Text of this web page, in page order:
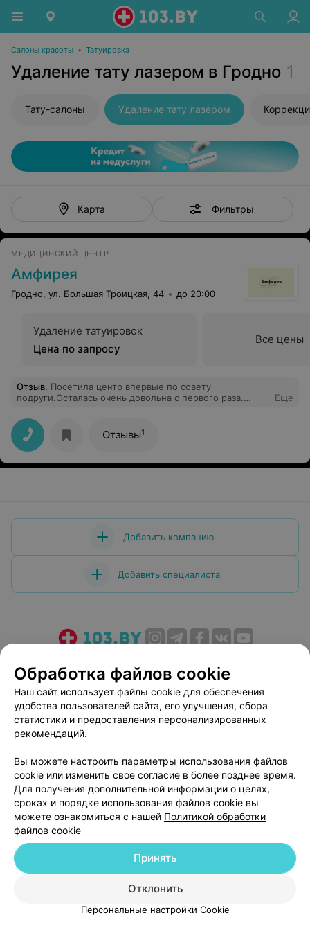
Салоны красоты • Татуировка
Удаление тату лазером в Гродно 1
Тату-салоны Удаление тату лазером
Карта Фильтры
МЕДИЦИНСКИЙ ЦЕНТР
Амфирея
Гродно, ул. Большая Троицкая, 44 до 20:00
Удаление татуировок
Цена по запросу
Все цены
Отзыв. Посетила центр впервые по совету
подруги.Осталась очень довольна с первого раза.
люди.У кого проблемы с черными точками бегом на
ультрозвуковой пилинг и вы красотка. Персонал 10
баллов.
Еще
Отзывы1
Добавить компанию
Добавить специалиста
Медицинский маркетинг
Публичный договор
Пользовательское соглашение
Способы оплаты
Вакансии
Партнеры
Написать руководителю 103.by
Персональные настройки cookie
Обработка персональных данных
© 2026 ООО «Артокс Лаб», УНП 191700409| 220012, Республика Беларусь,
г. Минск, улица Толбухина, 2, пом. 16 | help@103.by
Обработка файлов cookie
Наш сайт использует файлы cookie для обеспечения
удобства пользователей сайта, его улучшения, сбора
статистики и предоставления персонализированных
рекомендаций.
Вы можете настроить параметры использования файлов
cookie или изменить свое согласие в более позднее время.
Для получения дополнительной информации о целях,
сроках и порядке использования файлов cookie вы
можете ознакомиться с нашей Политикой обработки
файлов cookie
Отклонить
Принять
Персональные настройки Cookie